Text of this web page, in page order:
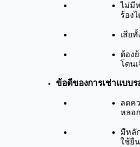
ไม่มี
ร้อง
เสียทั้
ต้อง
โดน
ข้อดีของการเช่าแบบ
ลดค
หลอก
มีหลั
ใช้ยื